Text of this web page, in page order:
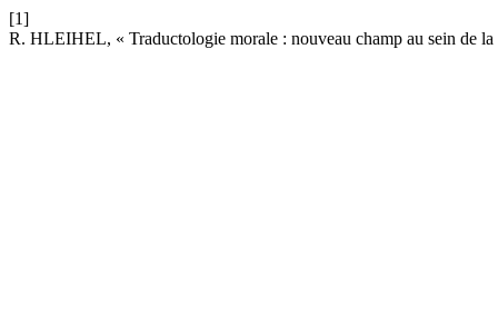
[1]
R. HLEIHEL, « Traductologie morale : nouveau champ au sein de